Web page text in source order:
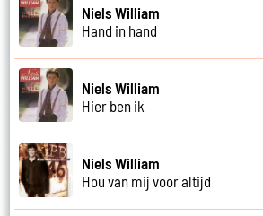
Niels William
Hand in hand
Niels William
Hier ben ik
Niels William
Hou van mij voor altijd